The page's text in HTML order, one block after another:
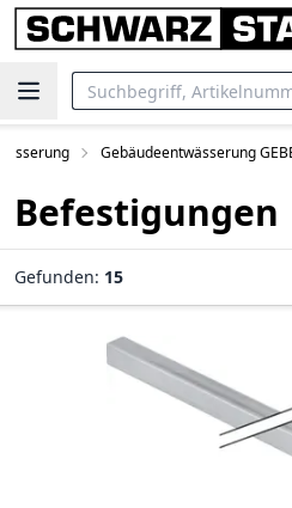
Gebäudeentwässerung
Befestigungen
Gefunden: 15